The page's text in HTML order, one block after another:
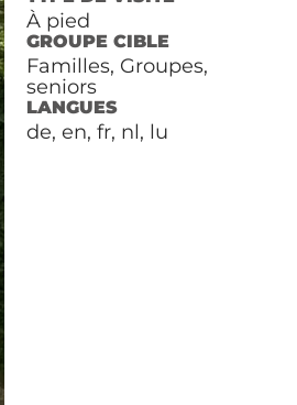
À pied
GROUPE CIBLE
Familles, Groupes,
seniors
LANGUES
de, en, fr, nl, lu